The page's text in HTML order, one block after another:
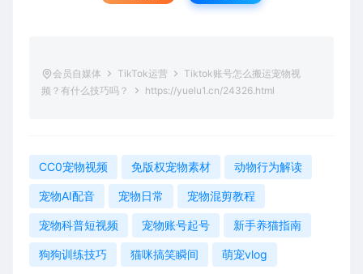
会员自媒体 TikTok运营
Tiktok账号怎么搬运宠物视
频？有什么技巧吗？
https://yuelu1.cn/24326.html
CC0宠物视频 免版权宠物素材 动物行为解读
宠物AI配音 宠物日常 宠物混剪教程
宠物科普短视频 宠物账号起号 新手养猫指南
狗狗训练技巧 猫咪搞笑瞬间 萌宠vlog